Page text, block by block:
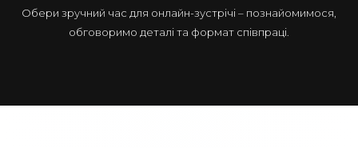
Обери зручний час для онлайн-зустрічі – познайомимося,
обговоримо деталі та формат співпраці.